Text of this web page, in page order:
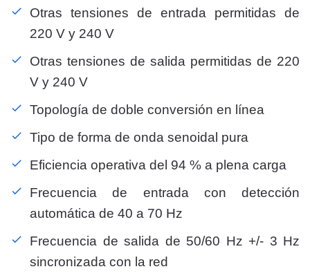
Otras tensiones de entrada permitidas de
220 V y 240 V
Otras tensiones de salida permitidas de 220
V y 240 V
Topología de doble conversión en línea
Tipo de forma de onda senoidal pura
Eficiencia operativa del 94 % a plena carga
Frecuencia de entrada con detección
automática de 40 a 70 Hz
Frecuencia de salida de 50/60 Hz +/- 3 Hz
sincronizada con la red